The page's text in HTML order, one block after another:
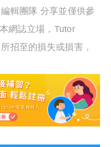
輯團隊 分享並僅供參
網誌立場，Tutor
招至的損失或損害，